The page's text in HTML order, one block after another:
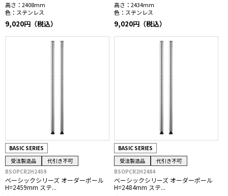
高さ： 2408mm
色： ステンレス
9,020円（税込）
高さ： 2434mm
色： ステンレス
9,020円（税込）
BASIC SERIES
受注製造品
代引き不可
BSOPCR2H2459
ベーシックシリーズ オーダーポール
H=2459mm ステ...
BASIC SERIES
受注製造品
代引き不可
BSOPCR2H2484
ベーシックシリーズ オーダーポール
H=2484mm ステ...